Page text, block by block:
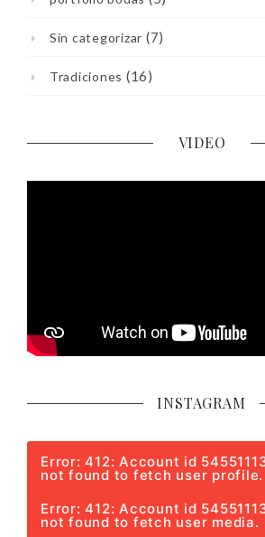
Sin categorizar (7)
Tradiciones (16)
VIDEO
INSTAGRAM
Error: 412: Account id
not found to fetch user profile.
Error: 412: Account id
not found to fetch user media.